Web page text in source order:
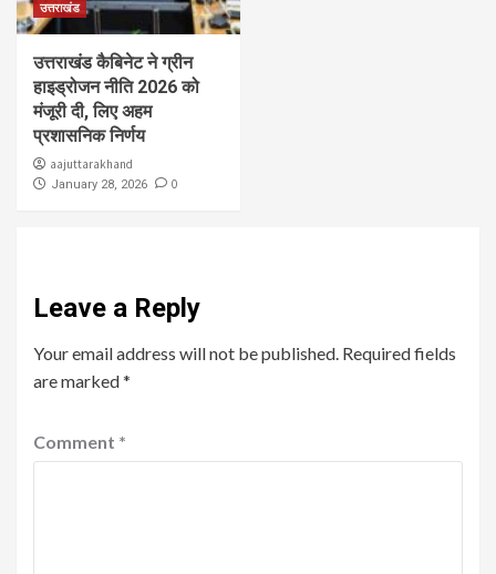
उत्तराखंड
उत्तराखंड कैबिनेट ने ग्रीन
हाइड्रोजन नीति 2026 को
मंजूरी दी, लिए अहम
प्रशासनिक निर्णय
aajuttarakhand
January 28, 2026 0
Leave a Reply
Your email address will not be published. Required fields
are marked*
Comment *